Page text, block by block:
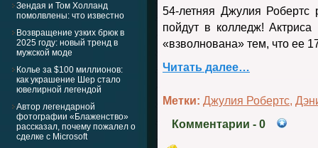
Зендая и Том Холланд
помолвлены: что известно
Возвращение узких брюк в
2025 году: новый тренд в
мужской моде
Колье за $100 миллионов:
как украшение Шер стало
ювелирной легендой
Автор легендарной
фотографии «Блаженство»
рассказал, почему пожалел о
сделке с Microsoft
54-летняя Джулия Робертс
пойдут в колледж!
«взволнована» тем, что ее
Читать далее…
Метки: Джулия Робертс,
Комментарии - 0